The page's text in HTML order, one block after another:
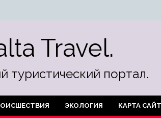
Travel.
туристический портал.
ЭКОЛОГИЯ КАРТА